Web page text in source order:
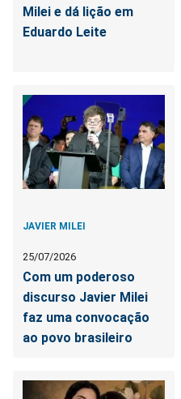
Milei e dá lição em
Eduardo Leite
JAVIER MILEI
25/07/2026
Com um poderoso
discurso Javier Milei
faz uma convocação
ao povo brasileiro